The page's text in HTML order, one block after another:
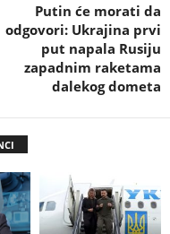
Putin će morati da
odgovori: Ukrajina prvi
put napala Rusiju
zapadnim raketama
dalekog dometa